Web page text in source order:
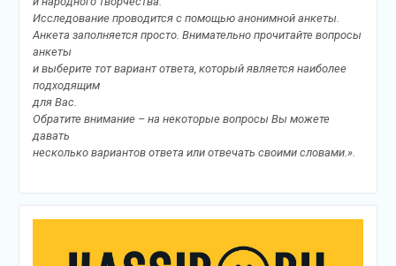
Исследование проводится с помощью анонимной анкеты.
Анкета заполняется просто. Внимательно прочитайте вопросы
анкеты
и выберите тот вариант ответа, который является наиболее
подходящим
для Вас.
Обратите внимание – на некоторые вопросы Вы можете
давать
несколько вариантов ответа или отвечать своими словами.».